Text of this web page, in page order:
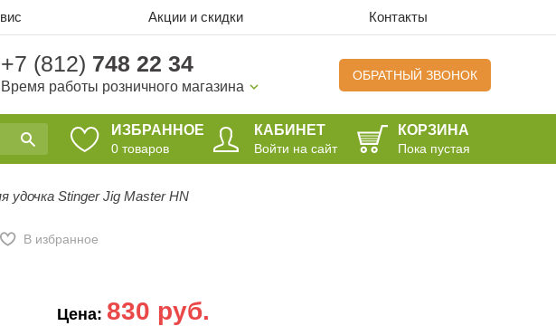
Акции и скидки Контакты
+7 (812) 748 22 34
Время работы розничного магазина
ОБРАТНЫЙ ЗВОНОК
ИЗБРАННОЕ
0 товаров
КАБИНЕТ
Войти на сайт
КОРЗИНА
Пока пустая
удочка Stinger Jig Master HN
В избранное
Цена: 830 руб.